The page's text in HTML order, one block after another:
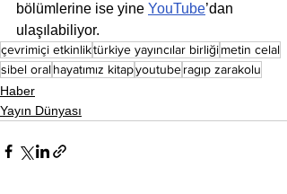
bölümlerine ise yine YouTube’dan
ulaşılabiliyor.
çevrimiçi etkinliktürkiye yayıncılar birliğimetin celal
sibel oralhayatımız kitapyoutuberagıp zarakolu
Haber
Yayın Dünyası